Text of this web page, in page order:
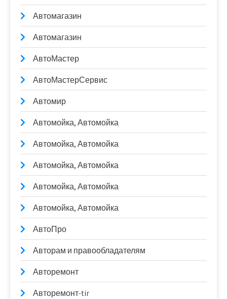
Автомагазин
Автомагазин
АвтоМастер
АвтоМастерСервис
Автомир
Автомойка, Автомойка
Автомойка, Автомойка
Автомойка, Автомойка
Автомойка, Автомойка
Автомойка, Автомойка
АвтоПро
Авторам и правообладателям
Авторемонт
Авторемонт-tir